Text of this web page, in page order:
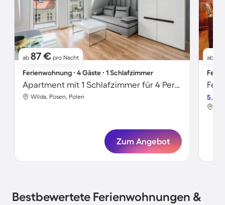
ab 87 € pro Nacht
Ferienwohnung ∙ 4 Gäste ∙ 1 Schlafzimmer
Apartment mit 1 Schlafzimmer für 4 Personen
Wilda, Posen, Polen
Zum Angebot
ab
5.0
Bestbewertete Ferienwohnungen &